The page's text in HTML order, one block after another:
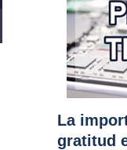
La
gratitud